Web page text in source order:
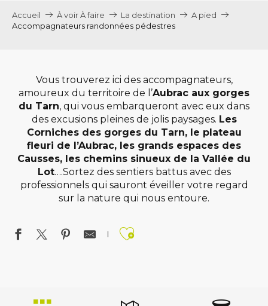
Accueil À voir À faire La destination
A pied
Accompagnateurs randonnées pédestres
Vous trouverez ici des accompagnateurs,
amoureux du territoire de l’Aubrac aux gorges
du Tarn, qui vous embarqueront avec eux dans
des excusions pleines de jolis paysages. Les
Corniches des gorges du Tarn, le plateau
fleuri de l’Aubrac, les grands espaces des
Causses, les chemins sinueux de la Vallée du
Lot….Sortez des sentiers battus avec des
professionnels qui sauront éveiller votre regard
sur la nature qui nous entoure.
Ajouter aux